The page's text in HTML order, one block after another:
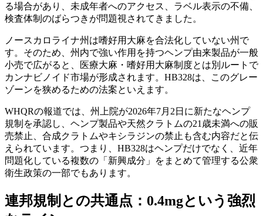
る場合があり、未成年者へのアクセス、ラベル表示の不備、
検査体制のばらつきが問題視されてきました。
ノースカロライナ州は嗜好用大麻を合法化していない州で
す。そのため、州内で強い作用を持つヘンプ由来製品が一般
小売で広がると、医療大麻・嗜好用大麻制度とは別ルートで
カンナビノイド市場が形成されます。HB328は、このグレー
ゾーンを狭めるための法案といえます。
WHQRの報道では、州上院が2026年7月2日に新たなヘンプ
規制を承認し、ヘンプ製品や天然クラトムの21歳未満への販
売禁止、合成クラトムやキシラジンの禁止も含む内容だと伝
えられています。つまり、HB328はヘンプだけでなく、近年
問題化している複数の「新興成分」をまとめて管理する公衆
衛生政策の一部でもあります。
連邦規制との共通点：0.4mgという強烈